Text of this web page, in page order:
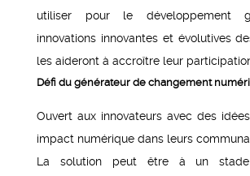
utiliser pour le développement
innovations innovantes et évolutives
les aideront à accroître leur
Défi du générateur de changement
Ouvert aux innovateurs avec des
impact numérique dans leurs
La solution peut être à un